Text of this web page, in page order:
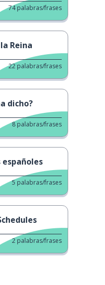
74 palabras/frases
Reina
22 palabras/frases
dicho?
8 palabras/frases
5 palabras/frases
2 palabras/frases